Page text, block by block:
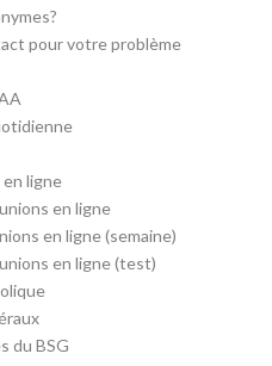
pour votre problème
ligne
en ligne
en ligne (semaine)
en ligne (test)
du BSG